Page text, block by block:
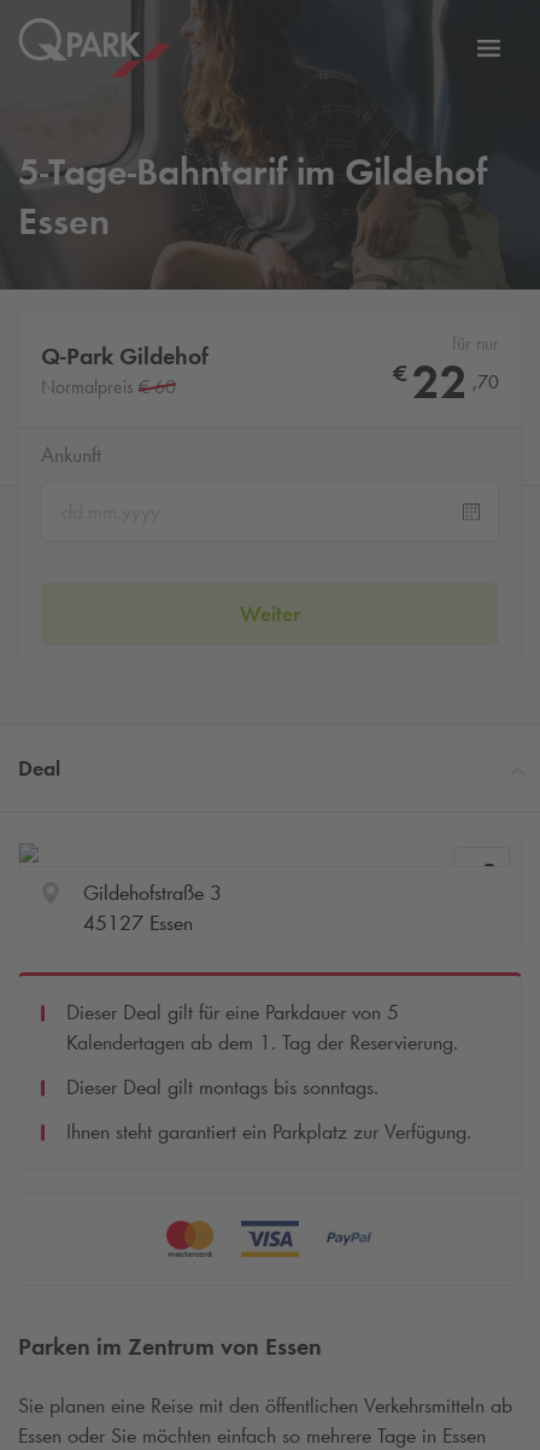
Zur
5-Tage-Bahntarif im Gildehof
Essen
Q-Park Gildehof
Normalpreis € 60
für nur
€ 22 ,70
Ankunft
Weiter
Deal
Parken im Zentrum von Essen
Sie planen eine Reise mit den öffentlichen Verkehrsmitteln ab
Essen oder Sie möchten einfach so mehrere Tage in Essen
Gildehofstraße 3
45127 Essen
Dieser Deal gilt für eine Parkdauer von 5
Kalendertagen ab dem 1. Tag der Reservierung.
Dieser Deal gilt montags bis sonntags.
Ihnen steht garantiert ein Parkplatz zur Verfügung.